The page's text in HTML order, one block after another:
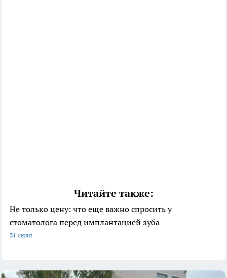
Читайте также:
Не только цену: что еще важно спросить у
стоматолога перед имплантацией зуба
31 июля